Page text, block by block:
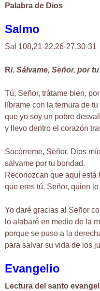
Palabra de Dios
Salmo
Sal 108,21-22.26-27.30-31
R/. Sálvame, Señor, por
Tú, Señor, trátame bien,
líbrame con la ternura de
que yo soy un pobre
y llevo dentro el corazón
Socórreme, Señor, Dios
sálvame por tu bondad.
Reconozcan que aquí está
que eres tú, Señor, quien
Yo daré gracias al Señor
lo alabaré en medio de la
porque se puso a la
para salvar su vida de los
Evangelio
Lectura del santo